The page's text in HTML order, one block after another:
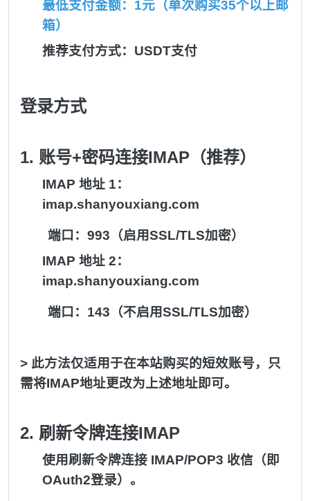
最低支付金额：1元（单次购买35个以上邮
箱）
推荐支付方式：USDT支付
登录方式
1. 账号+密码连接IMAP（推荐）
IMAP 地址 1：
imap.shanyouxiang.com
端口：993（启用SSL/TLS加密）
IMAP 地址 2：
imap.shanyouxiang.com
端口：143（不启用SSL/TLS加密）
> 此方法仅适用于在本站购买的短效账号，只
需将IMAP地址更改为上述地址即可。
2. 刷新令牌连接IMAP
使用刷新令牌连接 IMAP/POP3 收信（即
OAuth2登录）。